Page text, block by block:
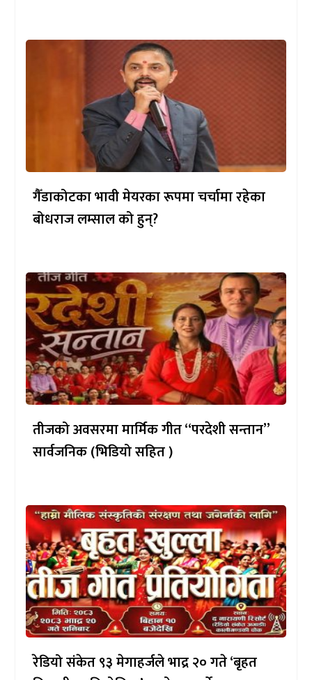
गैँडाकोटका भावी मेयरका रूपमा चर्चामा रहेका
बोधराज लम्साल को हुन्?
तीजको अवसरमा मार्मिक गीत “परदेशी सन्तान”
सार्वजनिक (भिडियो सहित )
रेडियो संकेत ९३ मेगाहर्जले भाद्र २० गते ‘बृहत